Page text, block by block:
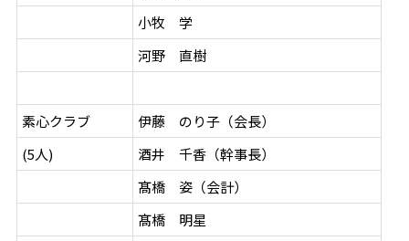
小牧 学
河野 直樹
素心クラブ
伊藤 のり子（会長）
(5人)
酒井 千香（幹事長）
髙橋 姿（会計）
髙橋 明星